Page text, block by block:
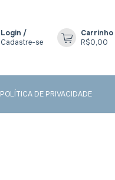
Login /
Cadastre-se
Carrinho
R$0,00
POLÍTICA DE PRIVACIDADE